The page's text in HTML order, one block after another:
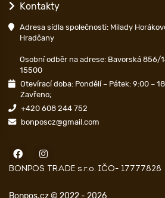
Kontakty
Adresa sídla společnosti: Milady
Hradčany
Osobní odběr na adrese: Bavorská 856/
15500
Otevírací doba: Pondělí – Pátek: 9:00 –
Zavřeno;
+420 608 244 752
bonposcz@gmail.com
BONPOS TRADE s.r.o. IČO- 17777828